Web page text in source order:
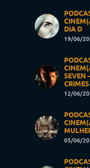
DIA D
19/06/
SEVEN
12/06/
05/06/